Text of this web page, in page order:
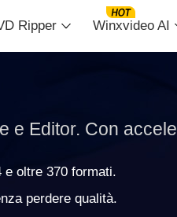
Ripper Winxvideo AI
e Editor. Con
e oltre 370 formati.
perdere qualità.